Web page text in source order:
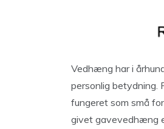
Vedhæng har i
personlig betydning.
fungeret som små
givet gavevedhæng